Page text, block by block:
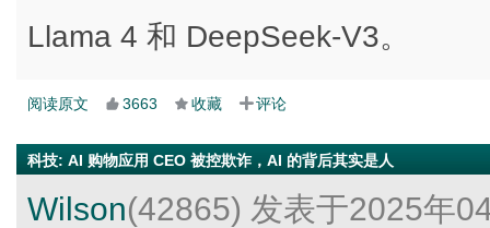
Llama 4 和 DeepSeek-V3。
阅读原文 3663 收藏 评论
科技: AI 购物应用 CEO 被控欺诈，AI 的背后其实是人
Wilson(42865) 发表于2025年